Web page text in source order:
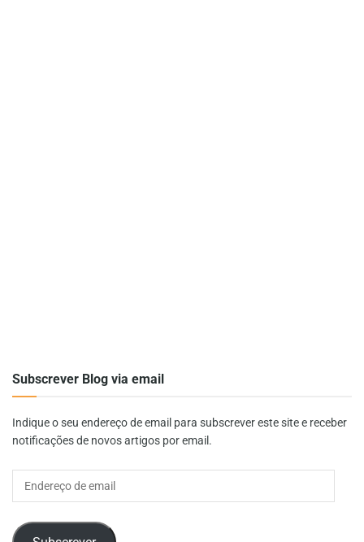
Subscrever Blog via email
Indique o seu endereço de email para subscrever este site e receber
notificações de novos artigos por email.